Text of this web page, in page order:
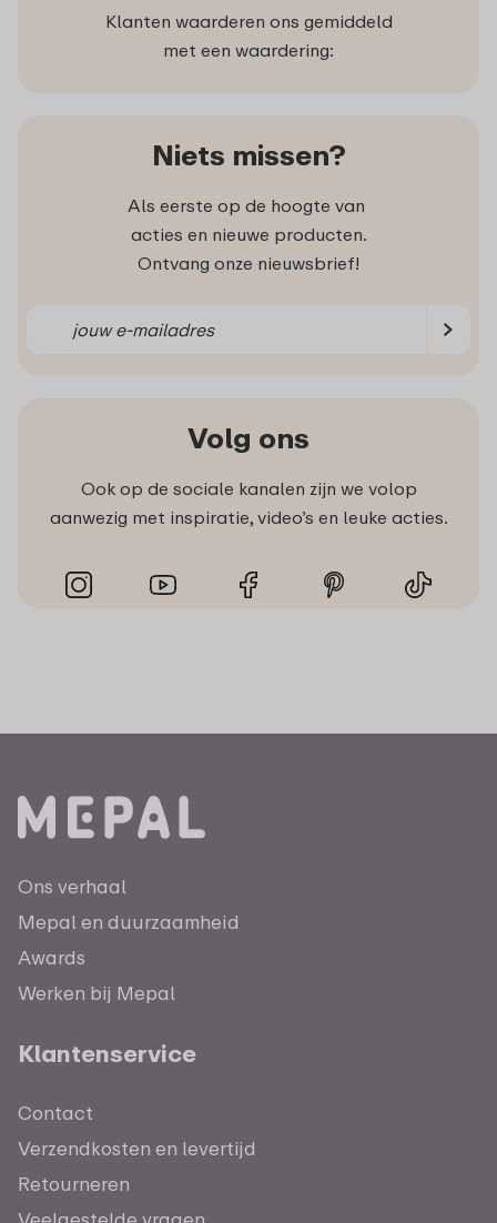
Klanten waarderen ons gemiddeld
met een waardering:
Niets missen?
Als eerste op de hoogte van
acties en nieuwe producten.
Ontvang onze nieuwsbrief!
Volg ons
Ook op de sociale kanalen zijn we volop
aanwezig met inspiratie, video’s en leuke acties.
Ons verhaal
Mepal en duurzaamheid
Awards
Werken bij Mepal
Klantenservice
Contact
Verzendkosten en levertijd
Retourneren